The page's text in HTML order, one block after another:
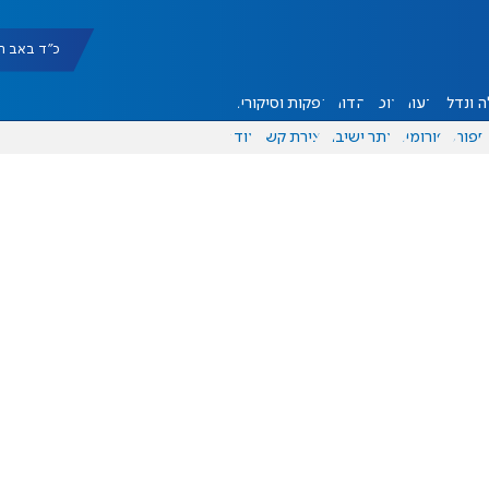
כ"ד באב תשפ"ו
ונדל"ן דעות אוכל יהדות הפקות וסיקורים
ספורט פורומים אתר ישיבה יצירת קשר עוד